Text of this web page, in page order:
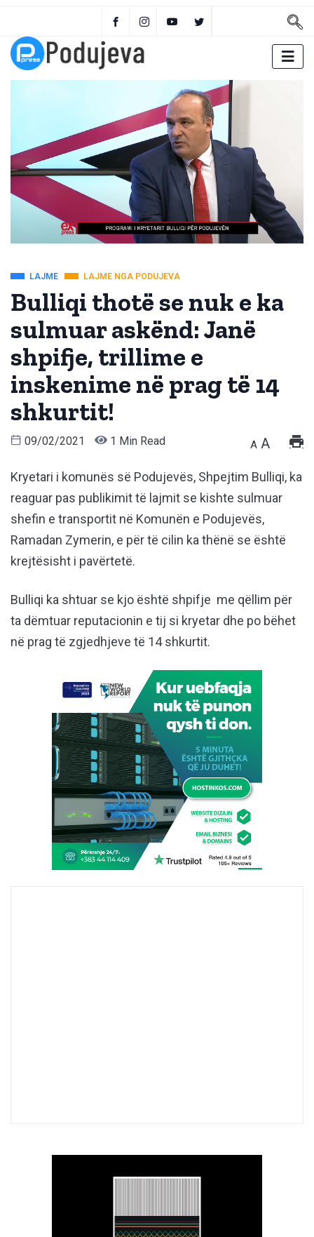
LAJME LAJME NGA PODUJEVA
Bulliqi thotë se nuk e ka
sulmuar askënd: Janë
shpifje, trillime e
inskenime në prag të 14
shkurtit!
09/02/2021 1 Min Read A A
Kryetari i komunës së Podujevës, Shpejtim Bulliqi, ka
reaguar pas publikimit të lajmit se kishte sulmuar
shefin e transportit në Komunën e Podujevës,
Ramadan Zymerin, e për të cilin ka thënë se është
krejtësisht i pavërtetë.
Bulliqi ka shtuar se kjo është shpifje me qëllim për
ta dëmtuar reputacionin e tij si kryetar dhe po bëhet
në prag të zgjedhjeve të 14 shkurtit.